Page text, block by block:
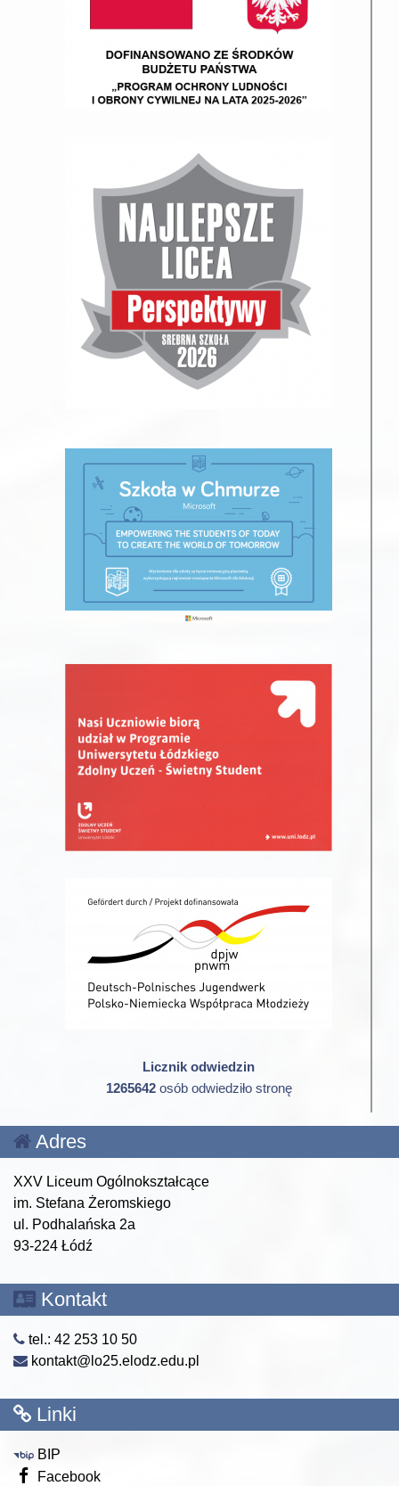
Licznik odwiedzin
1265642osób odwiedziło stronę
Adres
XXV Liceum Ogólnokształcące
im. Stefana Żeromskiego
ul. Podhalańska 2a
93-224 Łódź
Kontakt
tel.: 42 253 10 50
kontakt@lo25.elodz.edu.pl
Linki
BIP
Facebook